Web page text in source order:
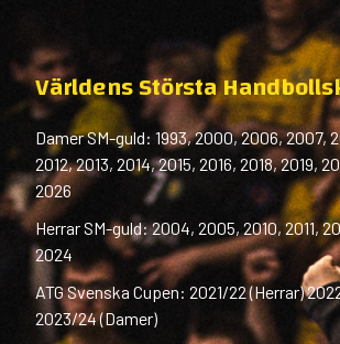
Världens Största
Damer SM-guld: 1993, 2000, 2006, 2007,
2012, 2013, 2014, 2015, 2016, 2018, 2019,
2026
Herrar SM-guld: 2004, 2005, 2010, 2011,
2024
ATG Svenska Cupen: 2021/22 (Herrar)
2023/24 (Damer)